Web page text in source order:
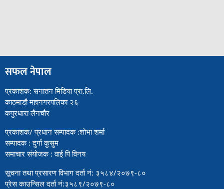
सफल नेपाल
प्रकाशक: सनातन मिडिया प्रा.लि.
काठमाडौ महानगरपलिका २६
कपुरधारा लैनचौर
प्रकाशक/ प्रधान सम्पादक :शोभा शर्मा
सम्पादक : दुर्गा कुसुम
समाचार संयोजक : वाई पि विनय
सूचना तथा प्रसारण विभाग दर्ता नं: ३५८४/२०७९-८०
प्रेस काउन्सिल दर्ता नं:३५८९/२०७९-८०